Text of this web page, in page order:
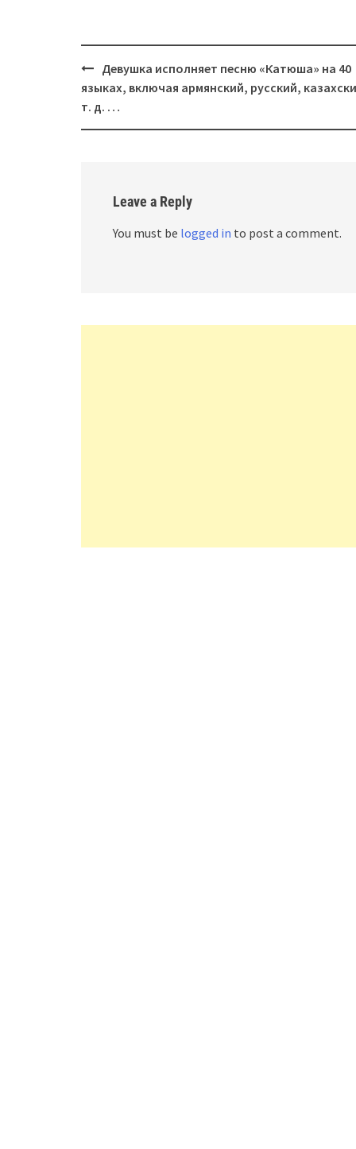
Post
navigation
Девушка исполняет песню «Катюша» на 40
языках, включая армянский, русский,
т. д. …
Leave a Reply
You must be logged in to post a comment.